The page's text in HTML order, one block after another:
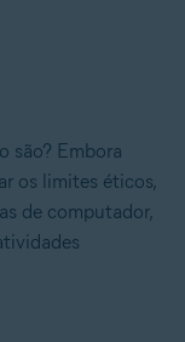
são? Embora
os limites éticos,
de computador,